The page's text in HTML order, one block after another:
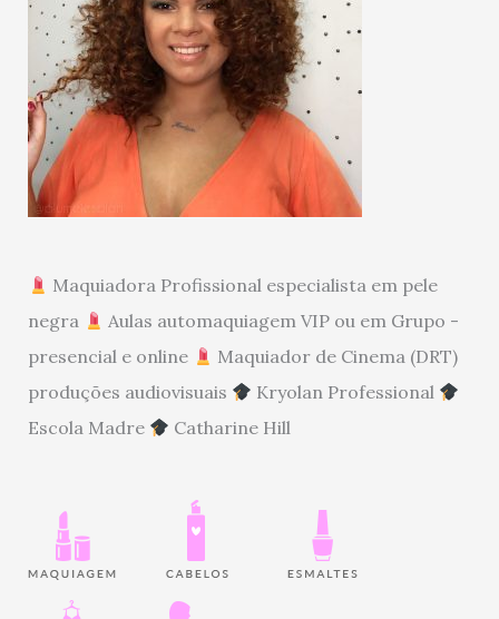
Maquiadora Profissional especialista em pele
negra
Aulas automaquiagem VIP ou em Grupo -
presencial e online
Maquiador de Cinema (DRT)
produções audiovisuais
Kryolan Professional
Escola Madre
Catharine Hill